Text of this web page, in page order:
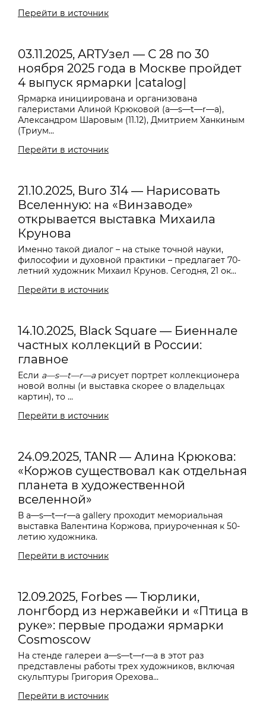
Перейти в источник
03.11.2025, ARTУзел — С 28 по 30
ноября 2025 года в Москве пройдет
4 выпуск ярмарки |catalog|
Ярмарка инициирована и организована
галеристами Алиной Крюковой (a—s—t—r—a),
Александром Шаровым (11.12), Дмитрием Ханкиным
(Триум...
Перейти в источник
21.10.2025, Buro 314 — Нарисовать
Вселенную: на «Винзаводе»
открывается выставка Михаила
Крунова
Именно такой диалог – на стыке точной науки,
философии и духовной практики – предлагает 70-
летний художник Михаил Крунов. Сегодня, 21 ок...
Перейти в источник
14.10.2025, Black Square — Биеннале
частных коллекций в России:
главное
Если a—s—t—r—aрисует портрет коллекционера
новой волны (и выставка скорее о владельцах
картин), то ...
Перейти в источник
24.09.2025, TANR — Алина Крюкова:
«Коржов существовал как отдельная
планета в художественной
вселенной»
В a—s—t—r—a gallery проходит мемориальная
выставка Валентина Коржова, приуроченная к 50-
летию художника.
Перейти в источник
12.09.2025, Forbes — Тюрлики,
лонгборд из нержавейки и «Птица в
руке»: первые продажи ярмарки
Cosmoscow
На стенде галереи a—s—t—r—a в этот раз
представлены работы трех художников, включая
скульптуры Григория Орехова...
Перейти в источник